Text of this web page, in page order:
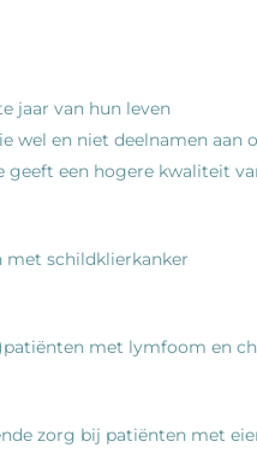
jaar van hun leven
wel en niet deelnamen aan
geeft een hogere kwaliteit
met schildklierkanker
met lymfoom en
zorg bij patiënten met